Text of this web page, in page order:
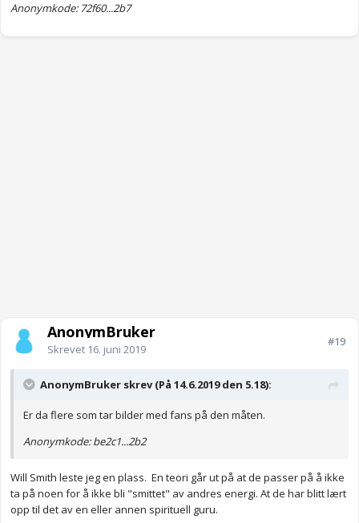
Anonymkode: 72f60...2b7
AnonymBruker
Skrevet 16. juni 2019
#19
AnonymBruker skrev (På 14.6.2019 den 5.18):
Er da flere som tar bilder med fans på den måten.
Anonymkode: be2c1...2b2
Will Smith leste jeg en plass. En teori går ut på at de passer på å ikke
ta på noen for å ikke bli "smittet" av andres energi. At de har blitt lært
opp til det av en eller annen spirituell guru.